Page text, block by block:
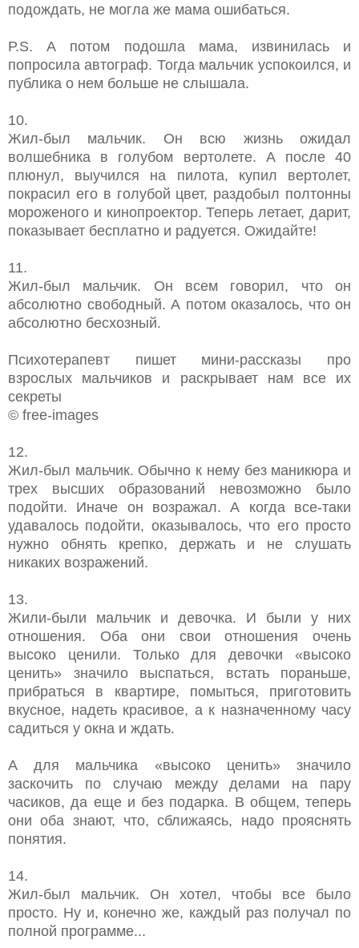
подождать, не могла же мама ошибаться.
Р.S. А потом подошла мама, извинилась и
попросила автограф. Тогда мальчик успокоился, и
публика о нем больше не слышала.
10.
Жил-был мальчик. Он всю жизнь ожидал
волшебника в голубом вертолете. А после 40
плюнул, выучился на пилота, купил вертолет,
покрасил его в голубой цвет, раздобыл полтонны
мороженого и кинопроектор. Теперь летает, дарит,
показывает бесплатно и радуется. Ожидайте!
11.
Жил-был мальчик. Он всем говорил, что он
абсолютно свободный. А потом оказалось, что он
абсолютно бесхозный.
Психотерапевт пишет мини-рассказы про
взрослых мальчиков и раскрывает нам все их
секреты
© free-images
12.
Жил-был мальчик. Обычно к нему без маникюра и
трех высших образований невозможно было
подойти. Иначе он возражал. А когда все-таки
удавалось подойти, оказывалось, что его просто
нужно обнять крепко, держать и не слушать
никаких возражений.
13.
Жили-были мальчик и девочка. И были у них
отношения. Оба они свои отношения очень
высоко ценили. Только для девочки «высоко
ценить» значило выспаться, встать пораньше,
прибраться в квартире, помыться, приготовить
вкусное, надеть красивое, а к назначенному часу
садиться у окна и ждать.
А для мальчика «высоко ценить» значило
заскочить по случаю между делами на пару
часиков, да еще и без подарка. В общем, теперь
они оба знают, что, сближаясь, надо прояснять
понятия.
14.
Жил-был мальчик. Он хотел, чтобы все было
просто. Ну и, конечно же, каждый раз получал по
полной программе...